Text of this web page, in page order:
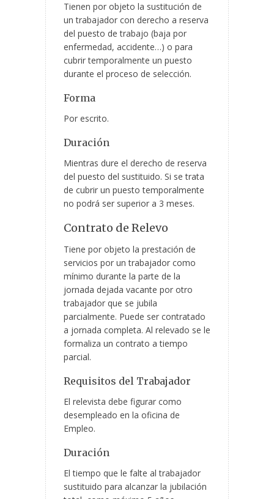
Tienen por objeto la sustitución de
un trabajador con derecho a reserva
del puesto de trabajo (baja por
enfermedad, accidente…) o para
cubrir temporalmente un puesto
durante el proceso de selección.
Forma
Por escrito.
Duración
Mientras dure el derecho de reserva
del puesto del sustituido. Si se trata
de cubrir un puesto temporalmente
no podrá ser superior a 3 meses.
Contrato de Relevo
Tiene por objeto la prestación de
servicios por un trabajador como
mínimo durante la parte de la
jornada dejada vacante por otro
trabajador que se jubila
parcialmente. Puede ser contratado
a jornada completa. Al relevado se le
formaliza un contrato a tiempo
parcial.
Requisitos del Trabajador
El relevista debe figurar como
desempleado en la oficina de
Empleo.
Duración
El tiempo que le falte al trabajador
sustituido para alcanzar la jubilación